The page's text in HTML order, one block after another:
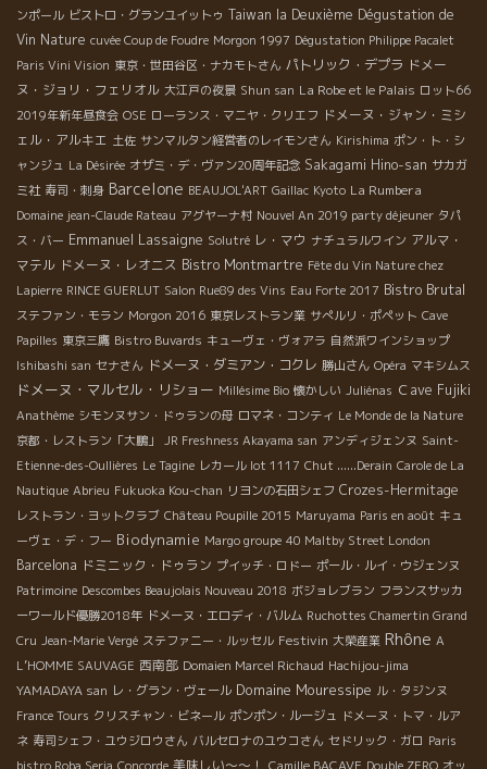
ンポール ビストロ・グランユイットゥ Taiwan la Deuxième Dégustation de
Vin Nature cuvée Coup de Foudre Morgon 1997 Dégustation Philippe Pacalet
Paris Vini Vision 東京・世田谷区・ナカモトさん パトリック・デプラ ドメー
ヌ・ジョリ・フェリオル 大江戸の夜景 Shun san La Robe et le Palais ロット66
2019年新年昼食会 OSE ローランス・マニヤ・クリエフ ドメーヌ・ジャン・ミシ
ェル・アルキエ 土佐 サンマルタン経営者のレイモンさん Kirishima ポン・ト・シ
ャンジュ La Désirée オザミ・デ・ヴァン20周年記念 Sakagami Hino-san サカガ
ミ社 寿司・刺身 Barcelone BEAUJOL'ART Gaillac Kyoto La Rumbera
Domaine jean-Claude Rateau アグヤーナ村 Nouvel An 2019 party déjeuner タパ
ス・バー Emmanuel Lassaigne Solutré レ・マウ ナチュラルワイン アルマ・
マテル ドメーヌ・レオニス Bistro Montmartre Fête du Vin Nature chez
Lapierre RINCE GUERLUT Salon Rue89 des Vins Eau Forte 2017 Bistro Brutal
ステファン・モラン Morgon 2016 東京レストラン業 サぺルリ・ポペット Cave
Papilles 東京三鷹 Bistro Buvards キューヴェ・ヴォアラ 自然派ワインショップ
Ishibashi san セナさん ドメーヌ・ダミアン・コクレ 勝山さん Opéra マキシムス
ドメーヌ・マルセル・リショー Millésime Bio 懐かしい Juliénas Ｃave Fujiki
Anathème シモンヌサン・ドゥランの母 ロマネ・コンティ Le Monde de la Nature
京都・レストラン「大鵬」
JR Freshness Akayama san アンディジェンヌ Saint-
Etienne-des-Oullières Le Tagine レカール lot 1117 Chut ......Derain Carole de La
Nautique Abrieu Fukuoka Kou-chan リヨンの石田シェフ Crozes-Hermitage
レストラン・ヨットクラブ Château Poupille 2015 Maruyama Paris en août キュ
ーヴェ・デ・フー Biodynamie Margo groupe 40 Maltby Street London
Barcelona ドミニック・ドゥラン プイッチ・ロドー ポール・ルイ・ウジェンヌ
Patrimoine Descombes Beaujolais Nouveau 2018 ボジョレブラン フランスサッカ
ーワールド優勝2018年 ドメーヌ・エロディ・バルム Ruchottes Chamertin Grand
Cru Jean-Marie Vergé ステファニー・ルッセル Festivin 大榮産業 Rhône A
L’HOMME SAUVAGE 西南部 Domaien Marcel Richaud Hachijou-jima
YAMADAYA san レ・グラン・ヴェール Domaine Mouressipe ル・タジンヌ
France Tours クリスチャン・ビネール ポンポン・ルージュ ドメーヌ・トマ・ルア
ネ 寿司シェフ・ユウジロウさん バルセロナのユウコさん セドリック・ガロ Paris
美味しい～～！